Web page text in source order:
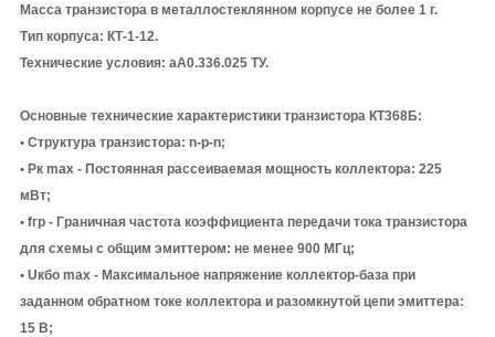
Масса транзистора в металлостеклянном корпусе не более 1 г.
Тип корпуса: КТ-1-12.
Технические условия: аА0.336.025 ТУ.
Основные технические характеристики транзистора КТ368Б:
• Структура транзистора: n-p-n;
• Рк max - Постоянная рассеиваемая мощность коллектора: 225
мВт;
• fгр - Граничная частота коэффициента передачи тока транзистора
для схемы с общим эмиттером: не менее 900 МГц;
• Uкбо max - Максимальное напряжение коллектор-база при
заданном обратном токе коллектора и разомкнутой цепи эмиттера:
15 В;